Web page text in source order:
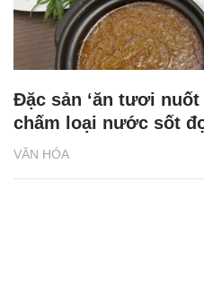
VĂN HÓA
Đặc sản ‘ăn tươi
chấm loại nước sốt